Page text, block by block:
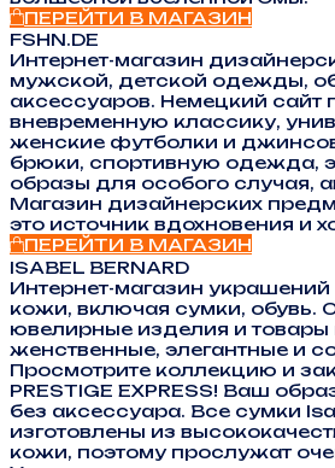
ПЕРЕЙТИ В МАГАЗИН
FSHN.DE
Интернет-магазин
мужской, детской одежды,
аксессуаров. Немецкий сайт
вневременную классику,
женские футболки и
брюки, спортивную одежда,
образы для особого случая,
Магазин дизайнерских
это источник вдохновения и
ПЕРЕЙТИ В МАГАЗИН
ISABEL BERNARD
Интернет-магазин
кожи, включая сумки, обувь.
ювелирные изделия и товары
женственные, элегантные и
Просмотрите коллекцию и
PRESTIGE EXPRESS! Ваш
без аксессуара. Все сумки
изготовлены из
кожи, поэтому прослужат